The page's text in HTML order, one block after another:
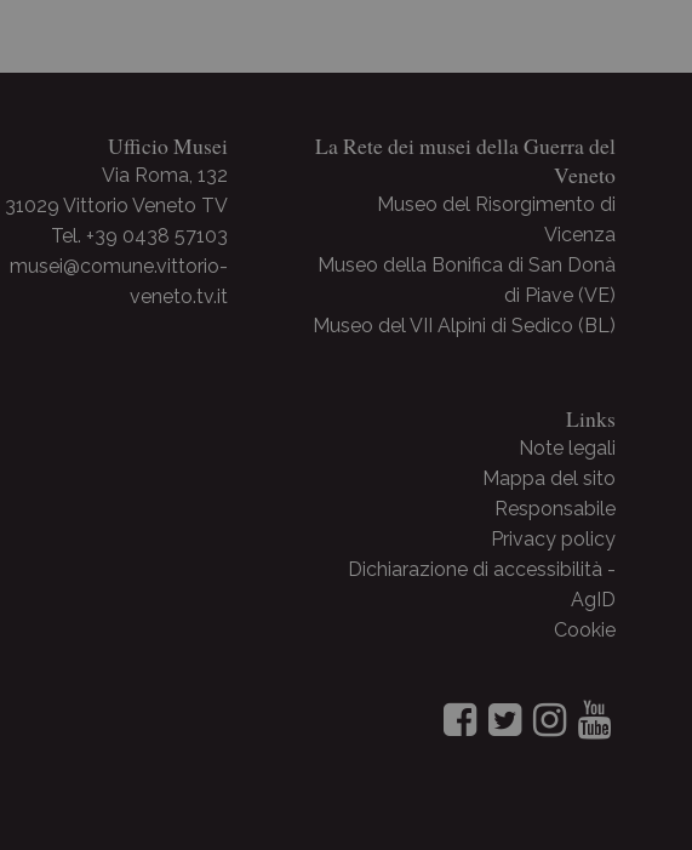
Ufficio Musei
Via Roma, 132
31029 Vittorio Veneto TV
Tel. +39 0438 57103
musei@comune.vittorio-
veneto.tv.it
La Rete dei musei della Guerra del
Veneto
Museo del Risorgimento di
Vicenza
Museo della Bonifica di San Donà
di Piave (VE)
Museo del VII Alpini di Sedico (BL)
Links
Note legali
Mappa del sito
Responsabile
Privacy policy
Dichiarazione di accessibilità -
AgID
Cookie